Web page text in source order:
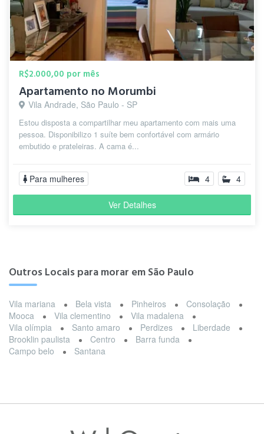
R$2.000,00 por mês
Apartamento no Morumbi
Vila Andrade, São Paulo - SP
Estou disposta a compartilhar meu apartamento com mais uma
pessoa. Disponibilizo 1 suíte bem confortável com armário
embutido e prateleiras. A cama é...
Para mulheres 4 4
Ver Detalhes
Outros Locais para morar em São Paulo
Vila mariana Bela vista Pinheiros
Consolação
Mooca
Vila clementino
Vila madalena
Vila olímpia
Santo amaro Perdizes
Liberdade
Brooklin paulista
Centro
Barra funda
Campo belo
Santana